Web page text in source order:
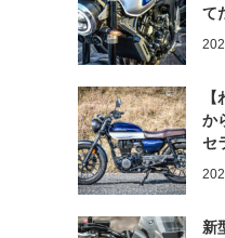
て
日
か
セ
と
新